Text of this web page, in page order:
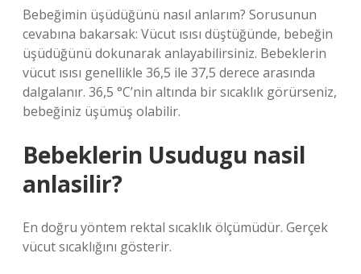
Bebeğimin üşüdüğünü nasıl anlarım? Sorusunun
cevabına bakarsak: Vücut ısısı düştüğünde, bebeğin
üşüdüğünü dokunarak anlayabilirsiniz. Bebeklerin
vücut ısısı genellikle 36,5 ile 37,5 derece arasında
dalgalanır. 36,5 °C’nin altında bir sıcaklık görürseniz,
bebeğiniz üşümüş olabilir.
Bebeklerin Usudugu nasil
anlasilir?
En doğru yöntem rektal sıcaklık ölçümüdür. Gerçek
vücut sıcaklığını gösterir.